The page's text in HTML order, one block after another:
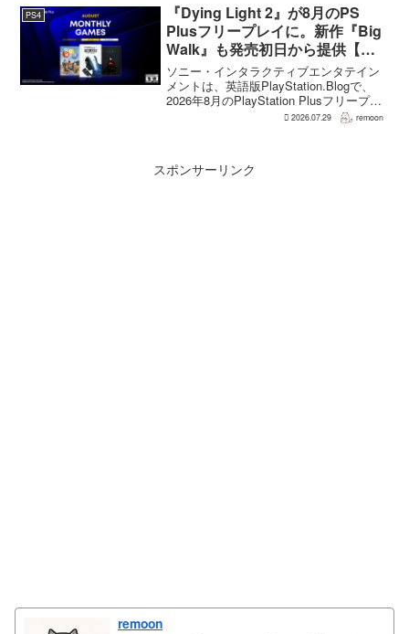
ると、シリーズディレクターの浜口直樹
氏がAU...
PS4
『Dying Light 2』が8月のPS
Plusフリープレイに。新作『Big
Walk』も発売初日から提供【海
外発表】
ソニー・インタラクティブエンタテイン
メントは、英語版PlayStation.Blogで、
2026年8月のPlayStation Plusフリープレ
イとして『Dying Light 2 Stay Human:
2026.07.29 remoon
スポンサーリンク
remoon